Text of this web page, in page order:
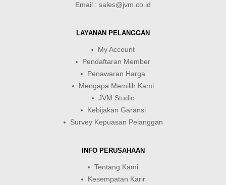
Email : sales@jvm.co.id
LAYANAN PELANGGAN
My Account
Pendaftaran Member
Penawaran Harga
Mengapa Memilih Kami
JVM Studio
Kebijakan Garansi
Survey Kepuasan Pelanggan
INFO PERUSAHAAN
Tentang Kami
Kesempatan Karir